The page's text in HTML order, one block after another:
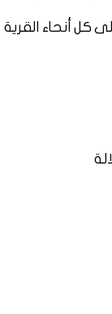
أنحاء القرية